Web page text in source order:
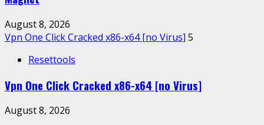
August 8, 2026
Vpn One Click Cracked x86-x64 [no Virus] 5
Resettools
Vpn One Click Cracked x86-x64 [no Virus]
August 8, 2026